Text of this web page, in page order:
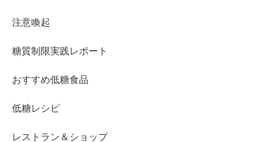
注意喚起
糖質制限実践レポート
おすすめ低糖食品
低糖レシピ
レストラン＆ショップ